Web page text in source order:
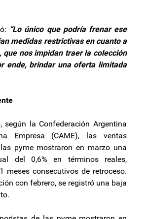
“Lo único que podría frenar ese
medidas restrictivas en cuanto a
que nos impidan traer la colección
ende, brindar una oferta limitada
según la Confederación Argentina
Empresa (CAME), las ventas
pyme mostraron en marzo una
del 0,6% en términos reales,
meses consecutivos de retroceso.
con febrero, se registró una baja